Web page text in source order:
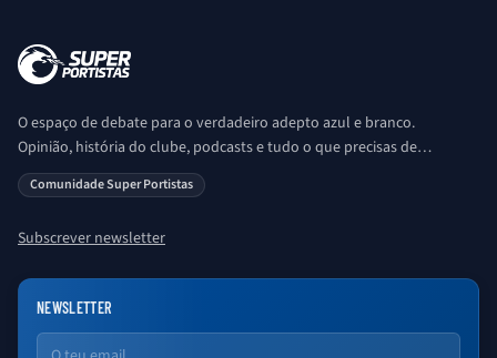
O espaço de debate para o verdadeiro adepto azul e branco.
Opinião, história do clube, podcasts e tudo o que precisas de
saber sobre o universo Porto. Ser Porto é aqui!
Comunidade Super Portistas
Subscrever newsletter
NEWSLETTER
Email